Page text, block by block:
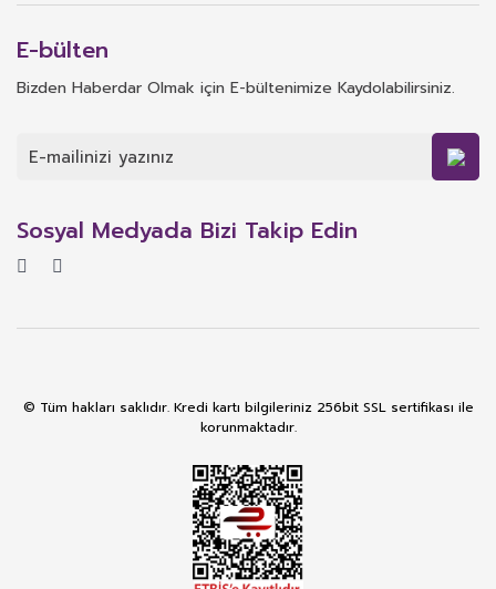
E-bülten
Bizden Haberdar Olmak için E-bültenimize Kaydolabilirsiniz.
Sosyal Medyada Bizi Takip Edin
© Tüm hakları saklıdır. Kredi kartı bilgileriniz 256bit SSL sertifikası ile
korunmaktadır.